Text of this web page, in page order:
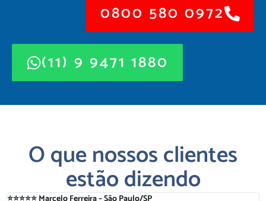
0800 580 0972
(11) 9 9471 1880
O que nossos clientes
estão dizendo